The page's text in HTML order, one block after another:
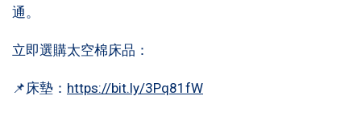
通。
立即選購太空棉床品：
📌床墊： https://bit.ly/3Pq81fW